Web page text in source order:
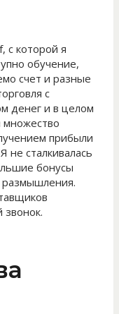
с которой я
обучение,
счет и разные
с
денег и в целом
множество
прибыли
не сталкивалась
бонусы
размышления.